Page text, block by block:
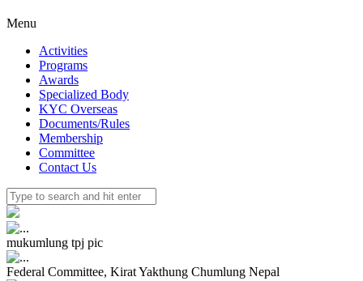
Menu
Activities
Programs
Awards
Specialized Body
KYC Overseas
Documents/Rules
Membership
Committee
Contact Us
mukumlung tpj pic
Federal Committee, Kirat Yakthung Chumlung Nepal